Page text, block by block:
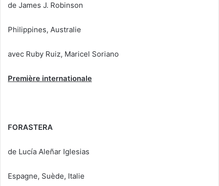
de James J. Robinson
Philippines, Australie
avec Ruby Ruiz, Maricel Soriano
Première internationale
FORASTERA
de Lucía Aleñar Iglesias
Espagne, Suède, Italie